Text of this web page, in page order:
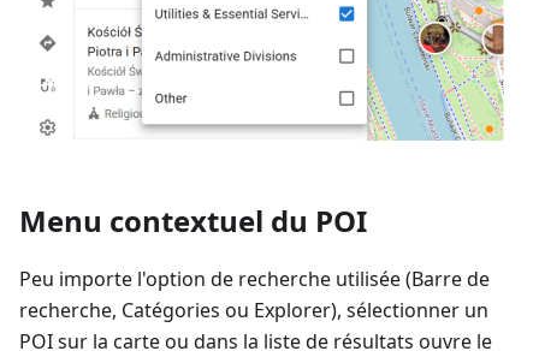
Menu contextuel du POI
Peu importe l'option de recherche utilisée (Barre de
recherche, Catégories ou Explorer), sélectionner un
POI sur la carte ou dans la liste de résultats ouvre le